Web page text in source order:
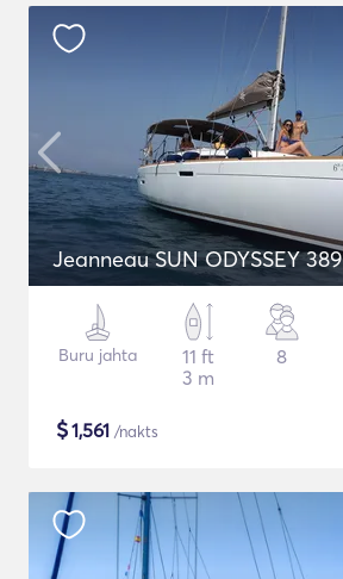
Jeanneau SUN ODYSSEY 389
Buru jahta
11 ft
3 m
8
$1,561 /nakts